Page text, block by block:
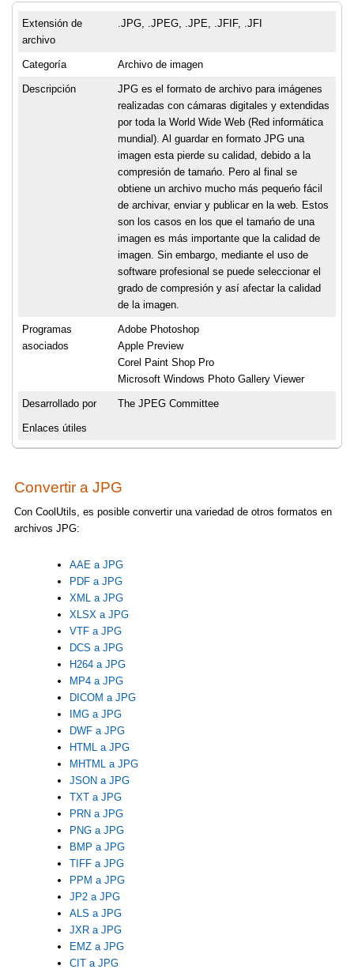
Extensión de
archivo
.JPG, .JPEG, .JPE, .JFIF, .JFI
Categoría Archivo de imagen
Descripción
JPG es el formato de archivo para imágenes
realizadas con cámaras digitales y extendidas
por toda la World Wide Web (Red informática
mundial). Al guardar en formato JPG una
imagen esta pierde su calidad, debido a la
compresión de tamańo. Pero al final se
obtiene un archivo mucho más pequeńo fácil
de archivar, enviar y publicar en la web. Estos
son los casos en los que el tamańo de una
imagen es más importante que la calidad de
imagen. Sin embargo, mediante el uso de
software profesional se puede seleccionar el
grado de compresión y así afectar la calidad
de la imagen.
Programas
asociados
Adobe Photoshop
Apple Preview
Corel Paint Shop Pro
Microsoft Windows Photo Gallery Viewer
Desarrollado por The JPEG Committee
Enlaces útiles
Convertir a JPG
Con CoolUtils, es posible convertir una variedad de otros formatos en
archivos JPG:
AAE a JPG
PDF a JPG
XML a JPG
XLSX a JPG
VTF a JPG
DCS a JPG
H264 a JPG
MP4 a JPG
DICOM a JPG
IMG a JPG
DWF a JPG
HTML a JPG
MHTML a JPG
JSON a JPG
TXT a JPG
PRN a JPG
PNG a JPG
BMP a JPG
TIFF a JPG
PPM a JPG
JP2 a JPG
ALS a JPG
JXR a JPG
EMZ a JPG
CIT a JPG